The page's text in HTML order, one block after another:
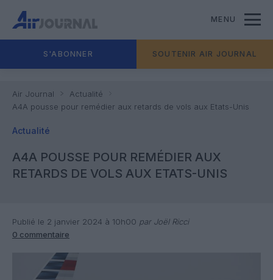
MENU
S'ABONNER SOUTENIR AIR JOURNAL
Air Journal
Actualité
A4A pousse pour remédier aux retards de vols aux Etats-Unis
Actualité
A4A POUSSE POUR REMÉDIER AUX
RETARDS DE VOLS AUX ETATS-UNIS
Publié le 2 janvier 2024 à 10h00 par Joël Ricci
0 commentaire